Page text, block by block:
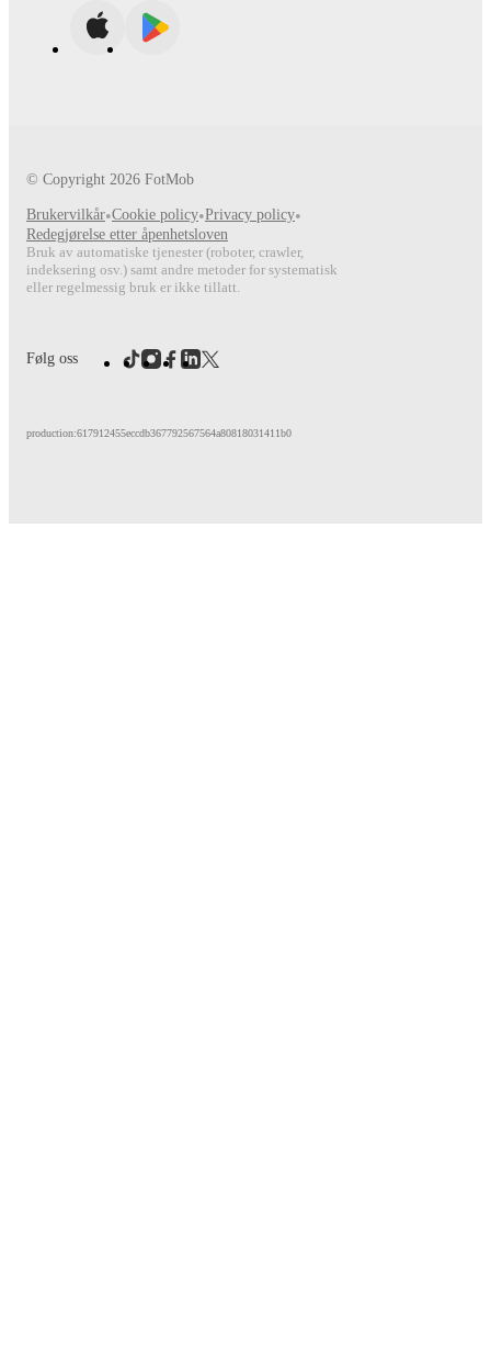
© Copyright 2026 FotMob
Brukervilkår•Cookie policy•Privacy policy•
Redegjørelse etter åpenhetsloven
Bruk av automatiske tjenester (roboter, crawler,
indeksering osv.) samt andre metoder for systematisk
eller regelmessig bruk er ikke tillatt.
Følg oss
production:617912455eccdb367792567564a80818031411b0